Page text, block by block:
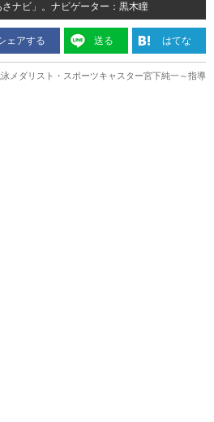
ナビ」。ナビゲーター：黒木瞳
ェアする 送る はてな
メダリスト・スポーツキャスター宮下純一～指導